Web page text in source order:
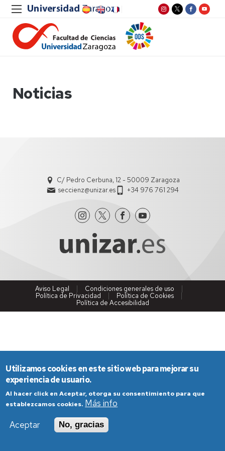
Noticias
C/ Pedro Cerbuna, 12 - 50009 Zaragoza
seccienz@unizar.es
+34 976 761 294
Aviso Legal
Condiciones generales de uso
Política de Privacidad
Política de Cookies
Política de Accesibilidad
Utilizamos cookies en este sitio web para mejorar su
experiencia de usuario.
Al hacer click en Aceptar, otorga su consentimiento para que
establezcamos cookies. Más info
Aceptar
No, gracias